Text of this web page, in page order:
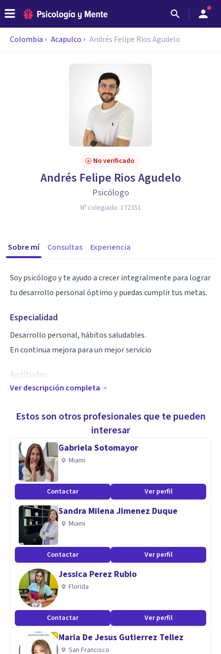
Colombia Acapulco Andrés Felipe Rios Agudelo
No verificado
Andrés Felipe Rios Agudelo
Psicólogo
Nº colegiado: 172351
Sobre mí Consultas Experiencia
Soy psicólogo y te ayudo a crecer integralmente para lograr
tu desarrollo personal óptimo y puedas cumplir tus metas.
Especialidad
Desarrollo personal, hábitos saludables.
En continua mejora para un mejor servicio
Aptitudes
Con Inteligencia emocional en mejora, habilidad para
público.
Ver descripción completa
Estos son otros profesionales que te pueden
interesar
Gabriela Sotomayor
Miami
Contactar Ver perfil
Sandra Milena Jimenez Duque
Miami
Contactar Ver perfil
Jessica Perez Rubio
Florida
Contactar Ver perfil
Maria De Jesus Gutierrez Tellez
San Francisco